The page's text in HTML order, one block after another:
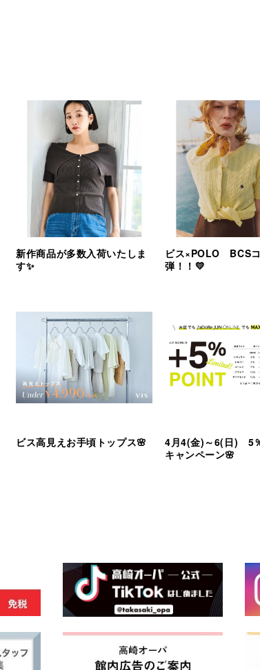
新作商品が多数入荷いたしま
す✨
ビス×POLO BCSコ
弾！！💛
ビス高見えお手頃トップス🌸
4月4(金)～6(日) 5
キャンペーン🌸